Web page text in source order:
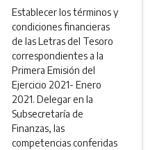
Establecer los términos y
condiciones financieras
de las Letras del Tesoro
correspondientes a la
Primera Emisión del
Ejercicio 2021- Enero
2021. Delegar en la
Subsecretaría de
Finanzas, las
competencias conferidas